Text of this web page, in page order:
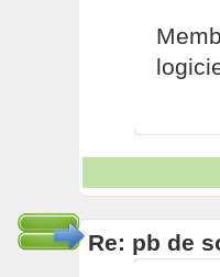
Re: pb de